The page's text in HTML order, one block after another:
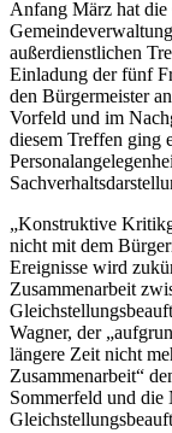
Anfang März hat die
außerdienstlichen
Einladung der fünf
den Bürgermeister
Vorfeld und im
diesem Treffen ging
„Konstruktive
nicht mit dem
Ereignisse wird
Zusammenarbeit
Wagner, der
längere Zeit nicht
Zusammenarbeit“
Sommerfeld und die